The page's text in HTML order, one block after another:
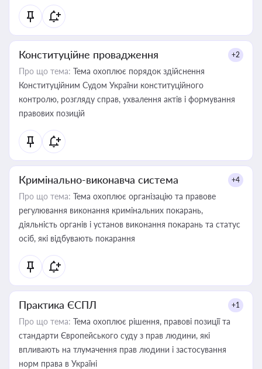
Конституційне провадження +2
Про що тема: Тема охоплює порядок здійснення
Конституційним Судом України конституційного
контролю, розгляду справ, ухвалення актів і формування
правових позицій
Кримінально-виконавча система +4
Про що тема: Тема охоплює організацію та правове
регулювання виконання кримінальних покарань,
діяльність органів і установ виконання покарань та статус
осіб, які відбувають покарання
Практика ЄСПЛ +1
Про що тема: Тема охоплює рішення, правові позиції та
стандарти Європейського суду з прав людини, які
впливають на тлумачення прав людини і застосування
норм права в Україні